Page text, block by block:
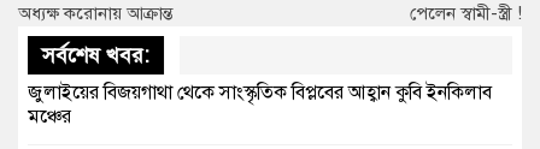
অধ্যক্ষ করোনায় আক্রান্ত
পেলেন স্বামী-স্ত্রী !
সর্বশেষ খবর:
জুলাইয়ের বিজয়গাথা থেকে সাংস্কৃতিক বিপ্লবের আহ্বান কুবি ইনকিলাব
মঞ্চের